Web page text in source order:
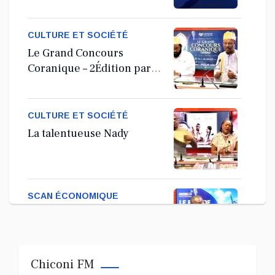
Ordinaire
CULTURE ET SOCIÉTÉ
Le Grand Concours
Coranique – 2Édition par
Cour'an
CULTURE ET SOCIÉTÉ
La talentueuse Nady
SCAN ÉCONOMIQUE
Chiconi FM